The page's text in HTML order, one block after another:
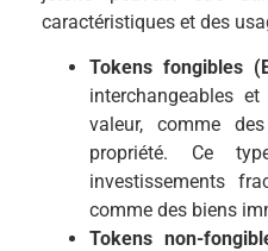
caractéristiques et des
Tokens fongibles
interchangeables
valeur, comme
propriété. Ce
investissements
comme des biens
Tokens non-